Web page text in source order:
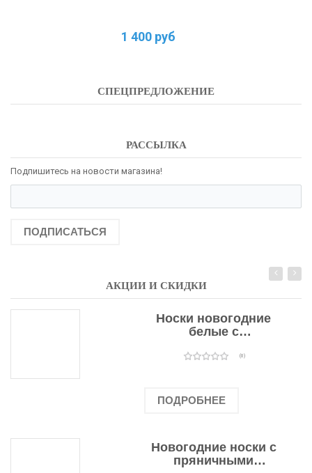
1 400 руб
СПЕЦПРЕДЛОЖЕНИЕ
РАССЫЛКА
Подпишитесь на новости магазина!
ПОДПИСАТЬСЯ
АКЦИИ И СКИДКИ
Носки новогодние
белые с
оленями(0)
ПОДРОБНЕЕ
Новогодние носки с
пряничными